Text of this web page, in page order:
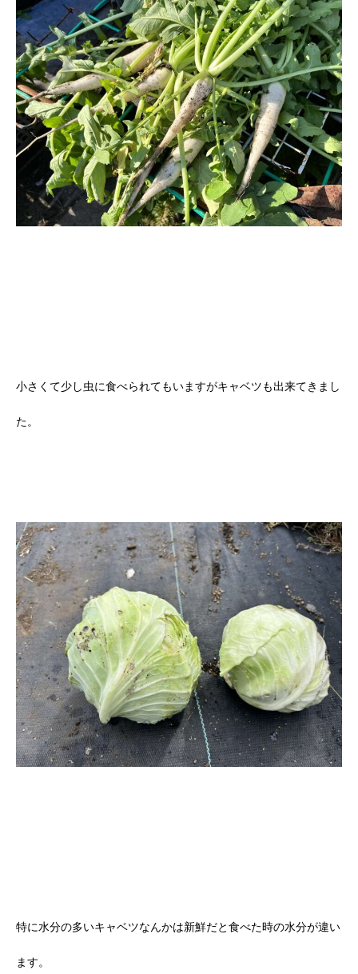
小さくて少し虫に食べられてもいますがキャベツも出来てきまし
た。
特に水分の多いキャベツなんかは新鮮だと食べた時の水分が違い
ます。